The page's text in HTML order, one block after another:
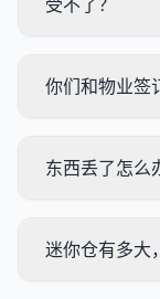
你们和物业签
东西丢了怎么
迷你仓有多大